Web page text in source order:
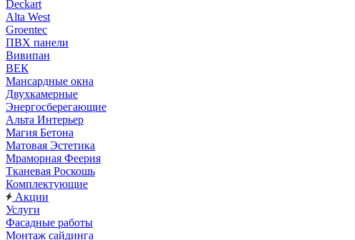
Deckart
Alta West
Groentec
ПВХ панели
Вивипан
ВЕК
Мансардные окна
Двухкамерные
Энергосберегающие
Альта Интерьер
Магия Бетона
Матовая Эстетика
Мраморная Феерия
Тканевая Роскошь
Комплектующие
Акции
Услуги
Фасадные работы
Монтаж сайдинга